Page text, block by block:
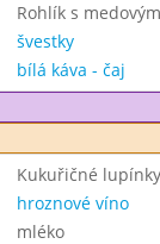
Rohlík s
švestky
bílá káva - čaj
Kukuřičné lupínky
hroznové víno
mléko